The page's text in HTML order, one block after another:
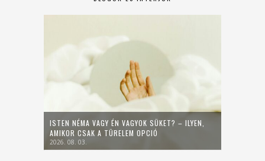
ISTEN NÉMA VAGY ÉN VAGYOK SÜKET? – ILYEN,
AMIKOR CSAK A TÜRELEM OPCIÓ
2026. 08. 03.